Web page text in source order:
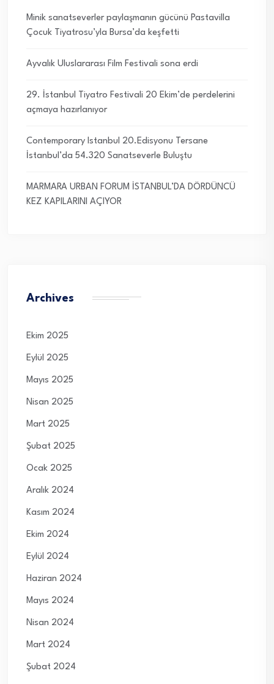
Minik sanatseverler paylaşmanın gücünü Pastavilla
Çocuk Tiyatrosu’yla Bursa’da keşfetti
Ayvalık Uluslararası Film Festivali sona erdi
29. İstanbul Tiyatro Festivali 20 Ekim’de perdelerini
açmaya hazırlanıyor
Contemporary Istanbul 20.Edisyonu Tersane
İstanbul’da 54.320 Sanatseverle Buluştu
MARMARA URBAN FORUM İSTANBUL’DA DÖRDÜNCÜ
KEZ KAPILARINI AÇIYOR
Archives
Ekim 2025
Eylül 2025
Mayıs 2025
Nisan 2025
Mart 2025
Şubat 2025
Ocak 2025
Aralık 2024
Kasım 2024
Ekim 2024
Eylül 2024
Haziran 2024
Mayıs 2024
Nisan 2024
Mart 2024
Şubat 2024